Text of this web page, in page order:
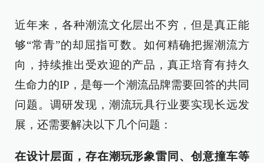
近年来，各种潮流文化层出不穷，但是真正能
够“常青”的却屈指可数。如何精确把握潮流方
向，持续推出受欢迎的产品，真正培育有持久
生命力的IP，是每一个潮流品牌需要回答的共同
问题。调研发现，潮流玩具行业要实现长远发
展，还需要解决以下几个问题：
在设计层面，存在潮玩形象雷同、创意撞车等